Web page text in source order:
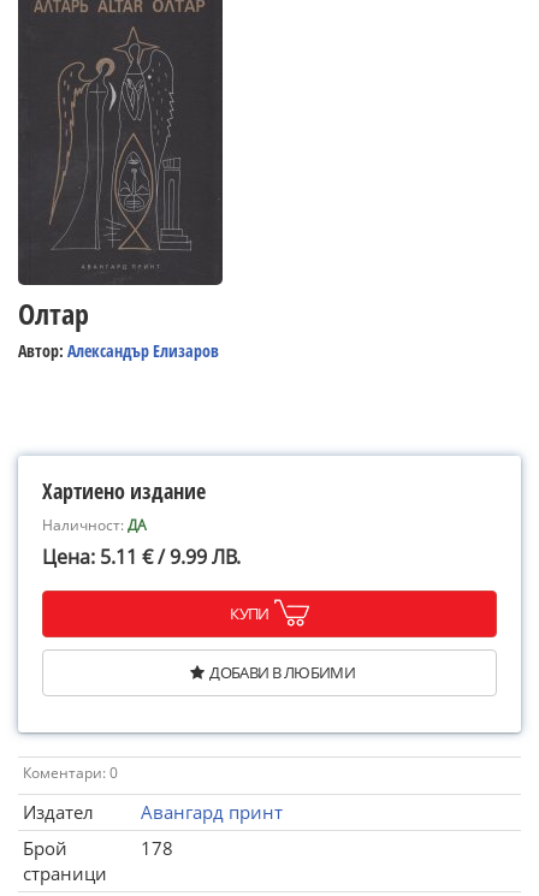
Олтар
Автор: Александър Елизаров
Хартиено издание
Наличност:ДА
Цена: 5.11 € / 9.99 ЛВ.
КУПИ
ДОБАВИ В ЛЮБИМИ
Коментари: 0
Издател
Авангард принт
Брой
страници
178